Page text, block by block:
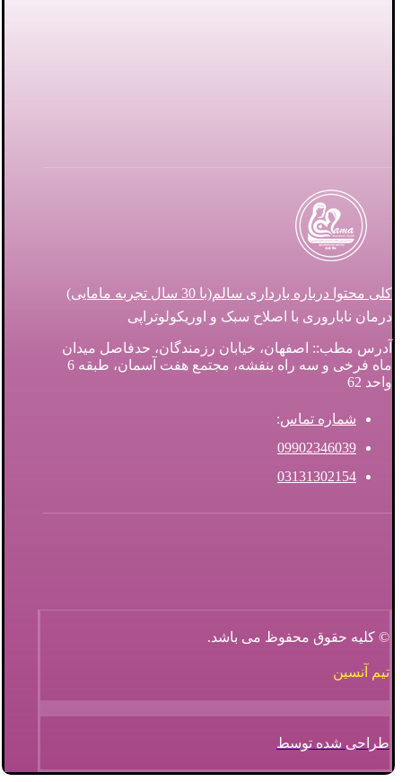
کلی محتوا درباره بارداری سالم(با 30 سال تجربه مامایی)
درمان ناباروری با اصلاح سبک و اوریکولوتراپی
آدرس مطب:: اصفهان، خیابان رزمندگان، حدفاصل میدان
ماه فرخی و سه راه بنفشه، مجتمع هفت آسمان، طبقه 6
واحد 62
شماره تماس:
09902346039
03131302154
© کلیه حقوق محفوظ می باشد.
تیم آنسین
طراحی شده توسط